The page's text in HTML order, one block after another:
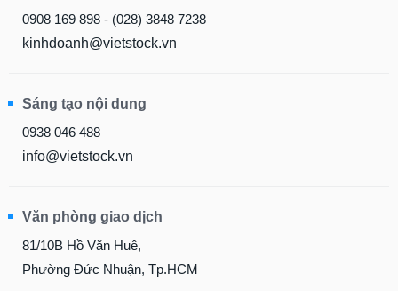
0908 169 898 - (028) 3848 7238
kinhdoanh@vietstock.vn
Sáng tạo nội dung
0938 046 488
info@vietstock.vn
Văn phòng giao dịch
81/10B Hồ Văn Huê,
Phường Đức Nhuận, Tp.HCM